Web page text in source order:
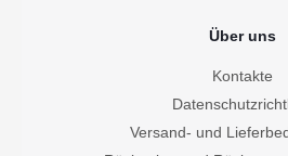
Über uns
Kontakte
Versand- und